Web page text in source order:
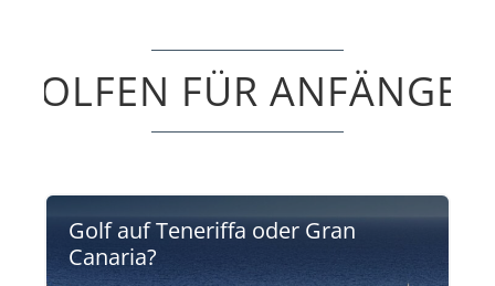
GOLFEN FÜR ANFÄNGER
Golf auf Teneriffa oder Gran
Canaria?